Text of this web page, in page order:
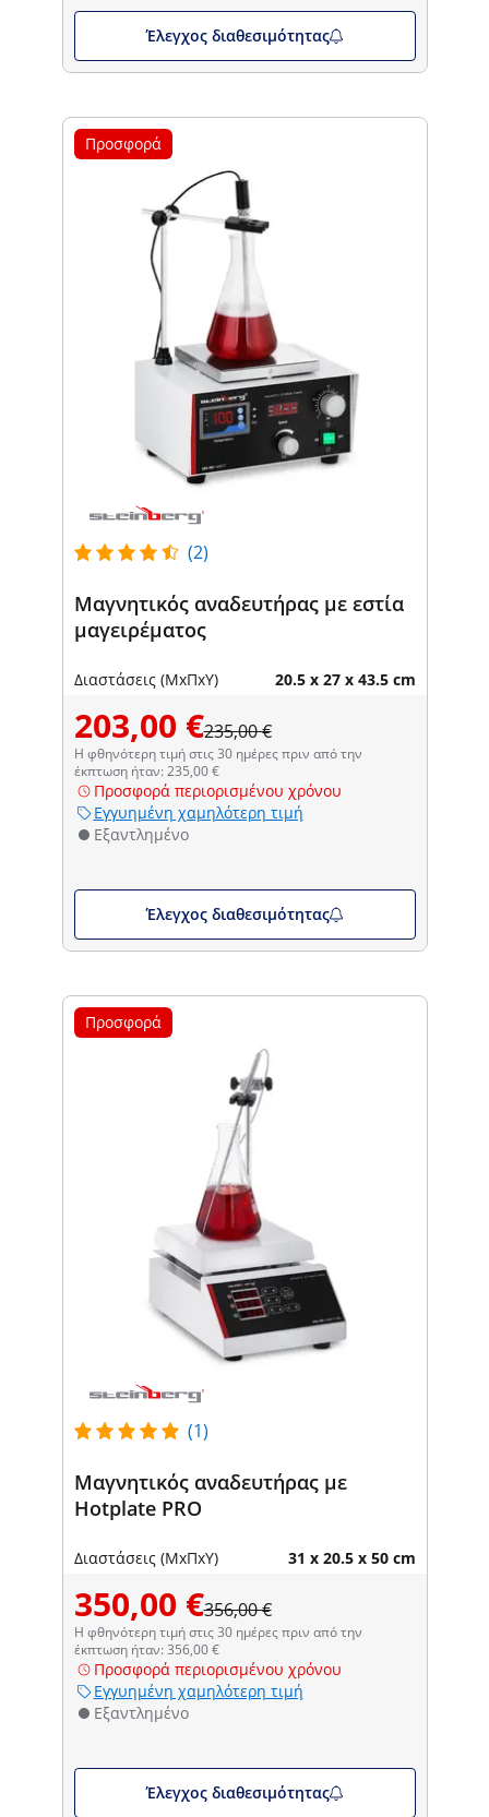
Έλεγχος διαθεσιμότητας
Προσφορά
(2)
Μαγνητικός αναδευτήρας με εστία
μαγειρέματος
Διαστάσεις (ΜxΠxΥ) 20.5 x 27 x 43.5 cm
203,00 €235,00 €
Η φθηνότερη τιμή στις 30 ημέρες πριν από την
έκπτωση ήταν: 235,00 €
Προσφορά περιορισμένου χρόνου
Εγγυημένη χαμηλότερη τιμή
Εξαντλημένο
Έλεγχος διαθεσιμότητας
Προσφορά
(1)
Μαγνητικός αναδευτήρας με
Hotplate PRO
Διαστάσεις (ΜxΠxΥ) 31 x 20.5 x 50 cm
350,00 €356,00 €
Η φθηνότερη τιμή στις 30 ημέρες πριν από την
έκπτωση ήταν: 356,00 €
Προσφορά περιορισμένου χρόνου
Εγγυημένη χαμηλότερη τιμή
Εξαντλημένο
Έλεγχος διαθεσιμότητας